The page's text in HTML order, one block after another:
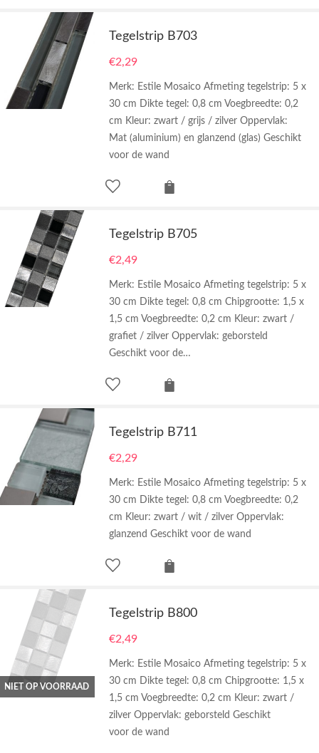
Tegelstrip B703
€2,29
Merk: Estile Mosaico Afmeting tegelstrip: 5 x
30 cm Dikte tegel: 0,8 cm Voegbreedte: 0,2
cm Kleur: zwart / grijs / zilver Oppervlak:
Mat (aluminium) en glanzend (glas) Geschikt
voor de wand
Tegelstrip B705
€2,49
Merk: Estile Mosaico Afmeting tegelstrip: 5 x
30 cm Dikte tegel: 0,8 cm Chipgrootte: 1,5 x
1,5 cm Voegbreedte: 0,2 cm Kleur: zwart /
grafiet / zilver Oppervlak: geborsteld
Geschikt voor de…
Tegelstrip B711
€2,29
Merk: Estile Mosaico Afmeting tegelstrip: 5 x
30 cm Dikte tegel: 0,8 cm Voegbreedte: 0,2
cm Kleur: zwart / wit / zilver Oppervlak:
glanzend Geschikt voor de wand
NIET OP VOORRAAD
Tegelstrip B800
€2,49
Merk: Estile Mosaico Afmeting tegelstrip: 5 x
30 cm Dikte tegel: 0,8 cm Chipgrootte: 1,5 x
1,5 cm Voegbreedte: 0,2 cm Kleur: zwart /
zilver Oppervlak: geborsteld Geschikt
voor de wand